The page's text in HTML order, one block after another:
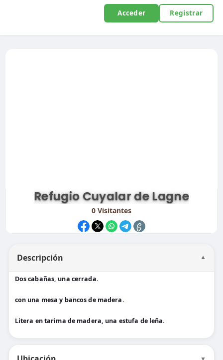
Acceder Registrar
Refugio Cuyalar de Lagne
0Visitantes
Descripción ▼
Dos cabañas, una cerrada.
con una mesa y bancos de madera.
Litera en tarima de madera, una estufa de leña.